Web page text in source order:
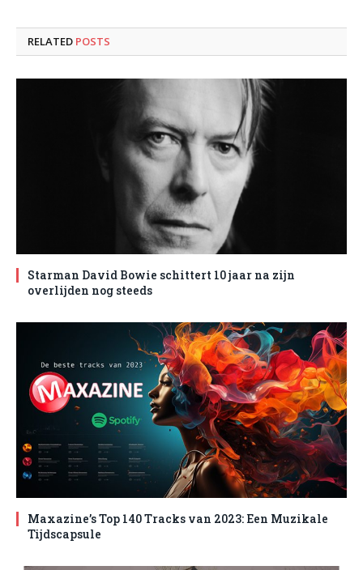
RELATED POSTS
Starman David Bowie schittert 10 jaar na zijn
overlijden nog steeds
Maxazine’s Top 140 Tracks van 2023: Een Muzikale
Tijdscapsule